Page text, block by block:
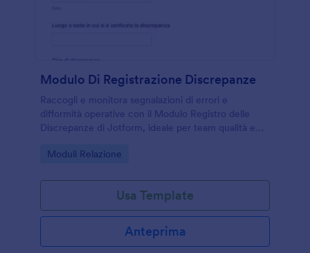
Modulo Di Registrazione Discrepanze
Raccogli e monitora segnalazioni di errori e
difformità operative con il Modulo Registro delle
Discrepanze di Jotform, ideale per team qualità e
raccolta dati e la gestione delle risposte.
Go to Category:
Moduli Relazione
Usa Template
Anteprima